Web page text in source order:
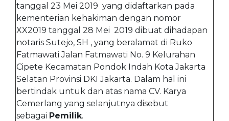
tanggal 23 Mei 2019 yang didaftarkan pada
kementerian kehakiman dengan nomor
XX2019 tanggal 28 Mei 2019 dibuat dihadapan
notaris Sutejo, SH , yang beralamat di Ruko
Fatmawati Jalan Fatmawati No. 9 Kelurahan
Cipete Kecamatan Pondok Indah Kota Jakarta
Selatan Provinsi DKI Jakarta. Dalam hal ini
bertindak untuk dan atas nama CV. Karya
Cemerlang yang selanjutnya disebut
sebagai Pemilik.